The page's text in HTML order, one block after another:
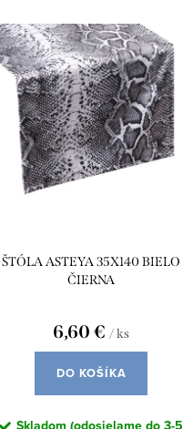
ŠTÓLA ASTEYA 35X140 BIELO
ČIERNA
6,60 € / ks
DO KOŠÍKA